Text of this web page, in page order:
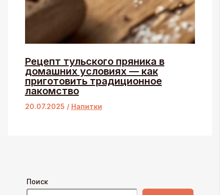
Рецепт тульского пряника в
домашних условиях — как
приготовить традиционное
лакомство
20.07.2025 / Напитки
Поиск